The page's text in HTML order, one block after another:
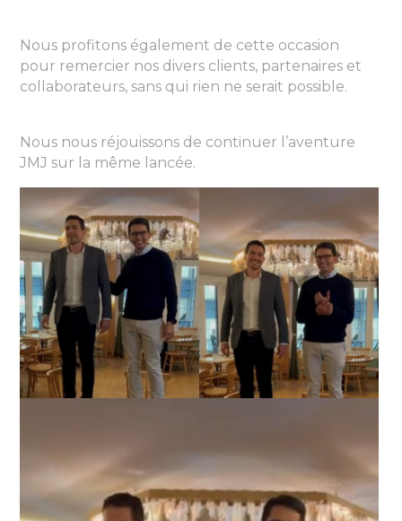
Nous profitons également de cette occasion
pour remercier nos divers clients, partenaires et
collaborateurs, sans qui rien ne serait possible.
Nous nous réjouissons de continuer l’aventure
JMJ sur la même lancée.